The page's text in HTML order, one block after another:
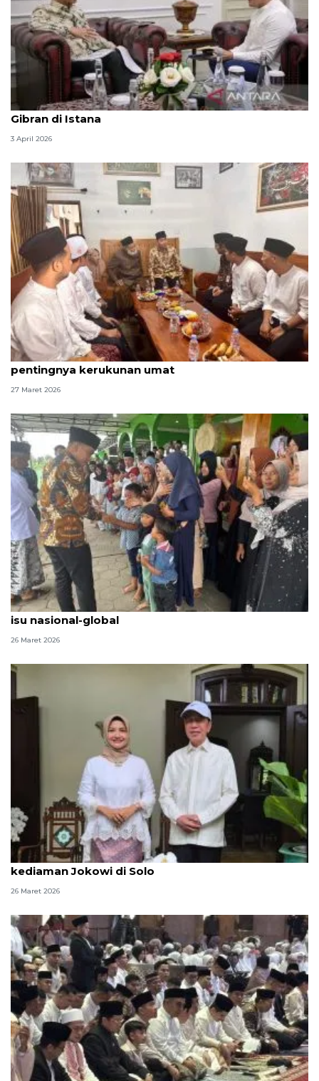
Seskab Teddy silaturahmi Idul Fitri ke Wapres
Gibran di Istana
3 April 2026
Ke Ponpes Annajah Boyolali, Gibran tekankan
pentingnya kerukunan umat
27 Maret 2026
Wapres silaturahmi ke PCNU Karanganyar, bahas
isu nasional-global
26 Maret 2026
Stafsus Wapres Tina Talisa silaturahmi ke
kediaman Jokowi di Solo
26 Maret 2026